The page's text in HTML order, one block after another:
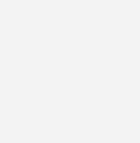
erzeugt
genutzt werden. Denn die
grünen Anteil des Lichts, die
Silizium absorbiert. Auf diese
jeweils zwei Ladungspaare im
der möglichen Ladungsträger
müssen bestimmte
haben. So müssen unter